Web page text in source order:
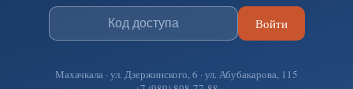
Войти
Махачкала · ул. Дзержинского, 6 · ул. Абубакарова, 115